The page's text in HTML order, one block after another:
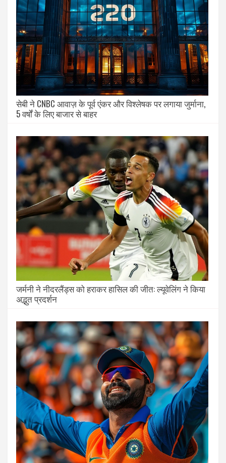
सेबी ने CNBC आवाज़ के पूर्व एंकर और विश्लेषक पर लगाया जुर्माना,
5 वर्षों के लिए बाजार से बाहर
जर्मनी ने नीदरलैंड्स को हराकर हासिल की जीत: ल्यूवेलिंग ने किया
अद्भुत प्रदर्शन